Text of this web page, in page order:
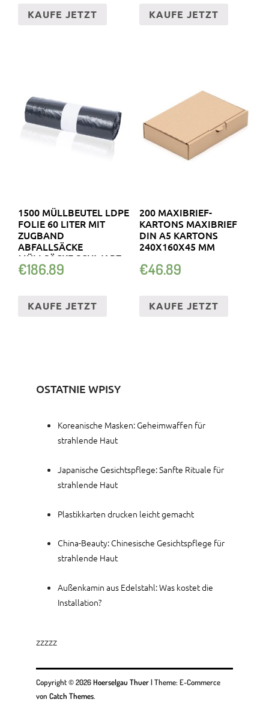
KAUFE JETZT KAUFE JETZT
1500 MÜLLBEUTEL LDPE
FOLIE 60 LITER MIT
ZUGBAND
ABFALLSÄCKE
MÜLLSÄCKE SCHWARZ
€186.89
KAUFE JETZT
200 MAXIBRIEF-
KARTONS MAXIBRIEF
DIN A5 KARTONS
240X160X45 MM
€46.89
KAUFE JETZT
OSTATNIE WPISY
Koreanische Masken: Geheimwaffen für
strahlende Haut
Japanische Gesichtspflege: Sanfte Rituale für
strahlende Haut
Plastikkarten drucken leicht gemacht
China-Beauty: Chinesische Gesichtspflege für
strahlende Haut
Außenkamin aus Edelstahl: Was kostet die
Installation?
zzzzz
Copyright © 2026Hoerselgau Thuer|Theme: E-Commerce
von Catch Themes.